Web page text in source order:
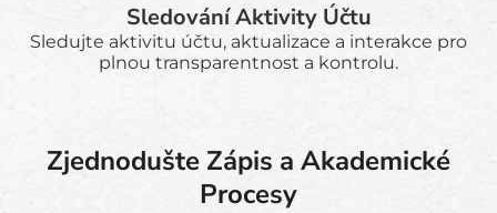
Sledování Aktivity Účtu
Sledujte aktivitu účtu, aktualizace a interakce pro
plnou transparentnost a kontrolu.
Zjednodušte Zápis a Akademické
Procesy